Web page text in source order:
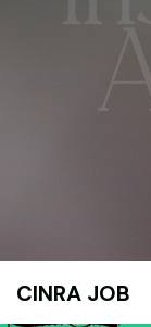
CINRA JOB